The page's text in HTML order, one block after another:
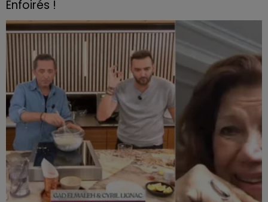
Enfoirés !